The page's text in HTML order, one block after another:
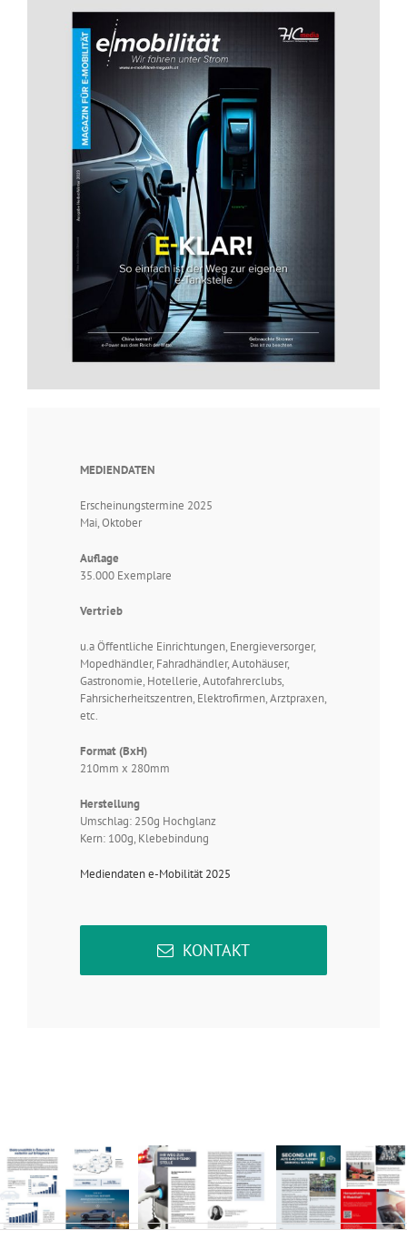
MEDIENDATEN
Erscheinungstermine 2025
Mai, Oktober
Auflage
35.000 Exemplare
Vertrieb
u.a Öffentliche Einrichtungen, Energieversorger,
Mopedhändler, Fahradhändler, Autohäuser,
Gastronomie, Hotellerie, Autofahrerclubs,
Fahrsicherheitszentren, Elektrofirmen, Arztpraxen,
etc.
Format (BxH)
210mm x 280mm
Herstellung
Umschlag: 250g Hochglanz
Kern: 100g, Klebebindung
Mediendaten e-Mobilität 2025
KONTAKT